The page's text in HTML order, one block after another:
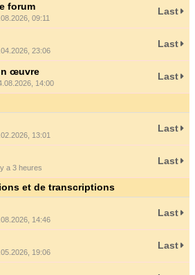
forum
09:11
Last
23:06
Last
œuvre
14:00
Last
13:01
Last
a 3 heures
Last
et de transcriptions
14:46
Last
19:06
Last